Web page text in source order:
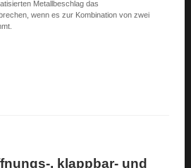
Metallbeschlag das
wenn es zur Kombination von zwei
, klappbar- und